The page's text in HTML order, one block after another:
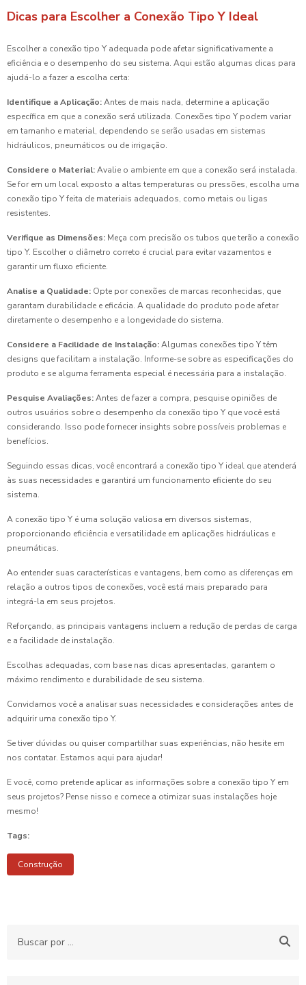
Dicas para Escolher a Conexão Tipo Y Ideal
Escolher a conexão tipo Y adequada pode afetar significativamente a
eficiência e o desempenho do seu sistema. Aqui estão algumas dicas para
ajudá-lo a fazer a escolha certa:
Identifique a Aplicação:Antes de mais nada, determine a aplicação
específica em que a conexão será utilizada. Conexões tipo Y podem variar
em tamanho e material, dependendo se serão usadas em sistemas
hidráulicos, pneumáticos ou de irrigação.
Considere o Material:Avalie o ambiente em que a conexão será instalada.
Se for em um local exposto a altas temperaturas ou pressões, escolha uma
conexão tipo Y feita de materiais adequados, como metais ou ligas
resistentes.
Verifique as Dimensões: Meça com precisão os tubos que terão a conexão
tipo Y. Escolher o diâmetro correto é crucial para evitar vazamentos e
garantir um fluxo eficiente.
Analise a Qualidade: Opte por conexões de marcas reconhecidas, que
garantam durabilidade e eficácia. A qualidade do produto pode afetar
diretamente o desempenho e a longevidade do sistema.
Considere a Facilidade de Instalação:Algumas conexões tipo Y têm
designs que facilitam a instalação. Informe-se sobre as especificações do
produto e se alguma ferramenta especial é necessária para a instalação.
Pesquise Avaliações:Antes de fazer a compra, pesquise opiniões de
outros usuários sobre o desempenho da conexão tipo Y que você está
considerando. Isso pode fornecer insights sobre possíveis problemas e
benefícios.
Seguindo essas dicas, você encontrará a conexão tipo Y ideal que atenderá
às suas necessidades e garantirá um funcionamento eficiente do seu
sistema.
A conexão tipo Y é uma solução valiosa em diversos sistemas,
proporcionando eficiência e versatilidade em aplicações hidráulicas e
pneumáticas.
Ao entender suas características e vantagens, bem como as diferenças em
relação a outros tipos de conexões, você está mais preparado para
integrá-la em seus projetos.
Reforçando, as principais vantagens incluem a redução de perdas de carga
e a facilidade de instalação.
Escolhas adequadas, com base nas dicas apresentadas, garantem o
máximo rendimento e durabilidade de seu sistema.
Convidamos você a analisar suas necessidades e considerações antes de
adquirir uma conexão tipo Y.
Se tiver dúvidas ou quiser compartilhar suas experiências, não hesite em
nos contatar. Estamos aqui para ajudar!
E você, como pretende aplicar as informações sobre a conexão tipo Y em
seus projetos? Pense nisso e comece a otimizar suas instalações hoje
mesmo!
Tags:
Construção